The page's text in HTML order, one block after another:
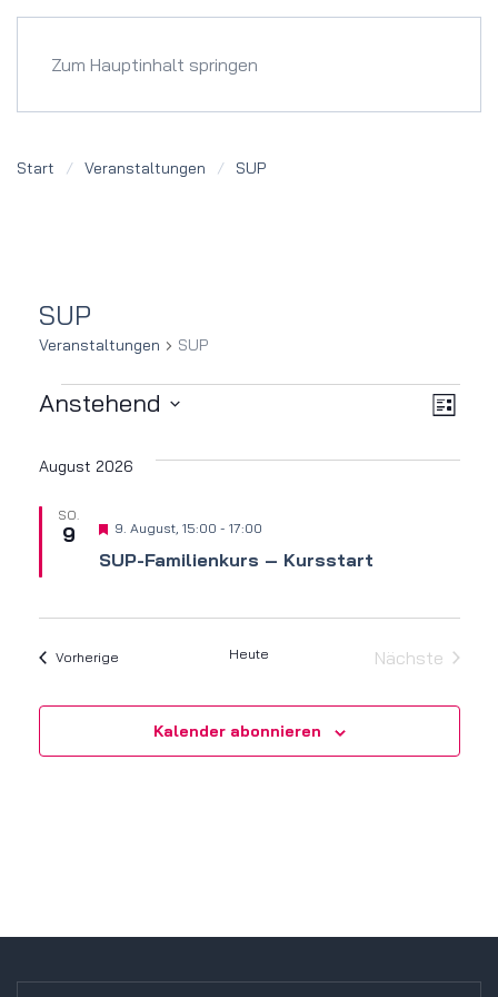
Zum Hauptinhalt springen
Start Veranstaltungen SUP
SUP
Veranstaltungen SUP
Veranstaltungen Liste
Anstehend
wählen.
August 2026
SO.
9
SUP-Familienkurs – Kursstart
Hervorgehoben
9. August, 15:00 - 17:00
VorherigeVeranstaltungen Heute
Nächste
Kalender abonnieren